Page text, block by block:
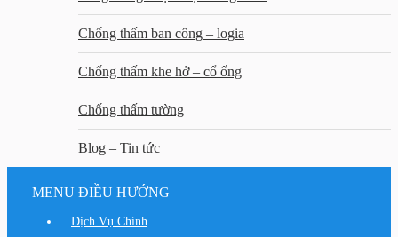
Chống thấm ban công – logia
Chống thấm khe hở – cổ ống
Chống thấm tường
Blog – Tin tức
MENU ĐIỀU HƯỚNG
Dịch Vụ Chính